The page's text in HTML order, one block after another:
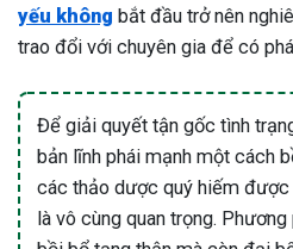
yếu không bắt đầu trở nên
trao đổi với chuyên gia để có
Để giải quyết tận gốc tình
bản lĩnh phái mạnh một cách
các thảo dược quý hiếm
là vô cùng quan trọng.